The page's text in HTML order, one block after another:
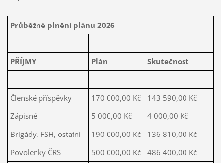
Průběžné plnění plánu 2026
PŘÍJMY Plán Skutečnost
Členské příspěvky 170 000,00 Kč
143 590,00 Kč
Zápisné
5 000,00 Kč
4 000,00 Kč
Brigády, FSH, ostatní
190 000,00 Kč
136 810,00 Kč
Povolenky ČRS
500 000,00 Kč 486 400,00 Kč